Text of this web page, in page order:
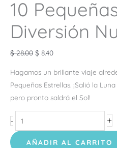
10
Diversión
$28.00 $ 8.40
Hagamos un brillante viaje
Pequeñas Estrellas. ¡Salió la
pero pronto saldrá el Sol!
- +
AÑADIR AL CARRITO